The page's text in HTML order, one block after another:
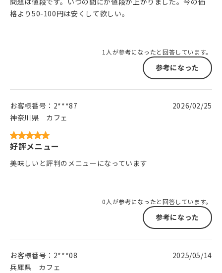
格より50-100円は安くして欲しい。
1人が参考になったと回答しています。
参考になった
お客様番号： 2***87
神奈川県
カフェ
2026/02/25
好評メニュー
美味しいと評判のメニューになっています
0人が参考になったと回答しています。
参考になった
お客様番号： 2***08
兵庫県
カフェ
2025/05/14